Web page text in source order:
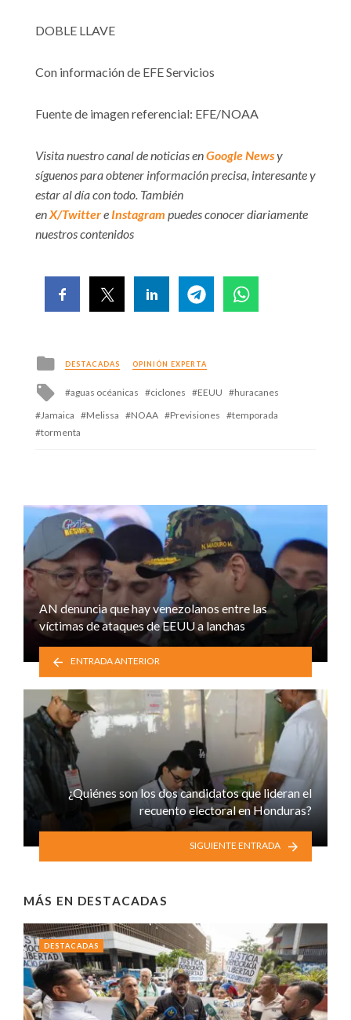
DOBLE LLAVE
Con información de EFE Servicios
Fuente de imagen referencial: EFE/NOAA
Visita nuestro canal de noticias enGoogle Newsy
síguenos para obtener información precisa, interesante y
estar al día con todo. También
enX/Twittere Instagram puedes conocer diariamente
nuestros contenidos
Posted
in
DESTACADAS OPINIÓN EXPERTA
Tagged
with
aguas océanicas ciclones EEUU
huracanes
Jamaica
Melissa NOAA Previsiones
temporada
tormenta
AN denuncia que hay venezolanos entre las
víctimas de ataques de EEUU a lanchas
ENTRADA ANTERIOR
¿Quiénes son los dos candidatos que lideran el
recuento electoral en Honduras?
SIGUIENTE ENTRADA
MÁS EN DESTACADAS
DESTACADAS